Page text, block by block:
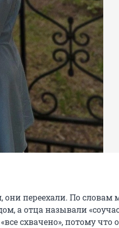
переехали. По словам
а отца называли
схвачено», потому что